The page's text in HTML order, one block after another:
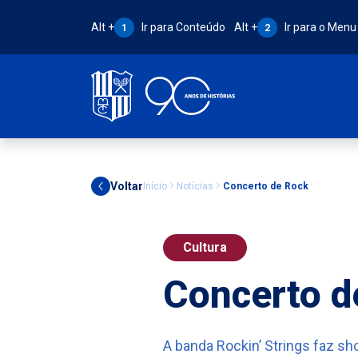
Atalho Alt + 1:
Alt + 1 Ir para Conteúdo Atalho Alt + 2:
Alt + 2 Ir para o Menu
Voltar Início Notícias Concerto de Rock
Cultura
Concerto
A banda Rockin’ Strings faz